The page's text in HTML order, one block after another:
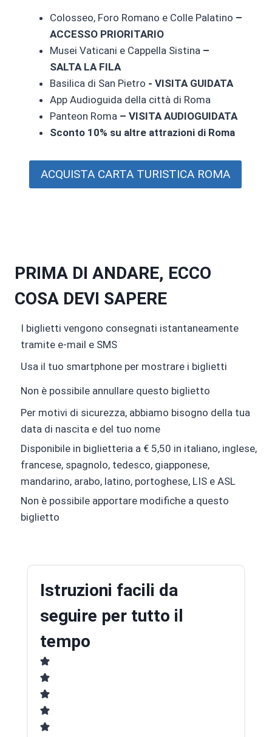
Colosseo, Foro Romano e Colle Palatino –
ACCESSO PRIORITARIO
Musei Vaticani e Cappella Sistina –
SALTA LA FILA
Basilica di San Pietro - VISITA GUIDATA
App Audioguida della città di Roma
Panteon Roma – VISITA AUDIOGUIDATA
Sconto 10% su altre attrazioni di Roma
ACQUISTA CARTA TURISTICA ROMA
PRIMA DI ANDARE, ECCO
COSA DEVI SAPERE
I biglietti vengono consegnati istantaneamente
tramite e-mail e SMS
Usa il tuo smartphone per mostrare i biglietti
Non è possibile annullare questo biglietto
Per motivi di sicurezza, abbiamo bisogno della tua
data di nascita e del tuo nome
Disponibile in biglietteria a € 5,50 in italiano, inglese,
francese, spagnolo, tedesco, giapponese,
mandarino, arabo, latino, portoghese, LIS e ASL
Non è possibile apportare modifiche a questo
biglietto
Istruzioni facili da
seguire per tutto il
tempo